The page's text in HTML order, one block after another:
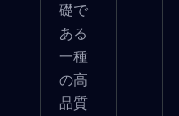
礎で
ある
一種
の高
品質